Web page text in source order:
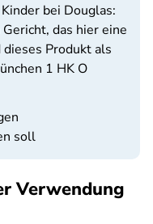
bei Douglas:
das hier eine
Produkt als
1 HK O
soll
Verwendung